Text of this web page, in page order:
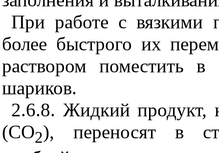
При работе с вязкими
более быстрого их
раствором поместить в
шариков.
2.6.8. Жидкий продукт,
(СO2), переносят в